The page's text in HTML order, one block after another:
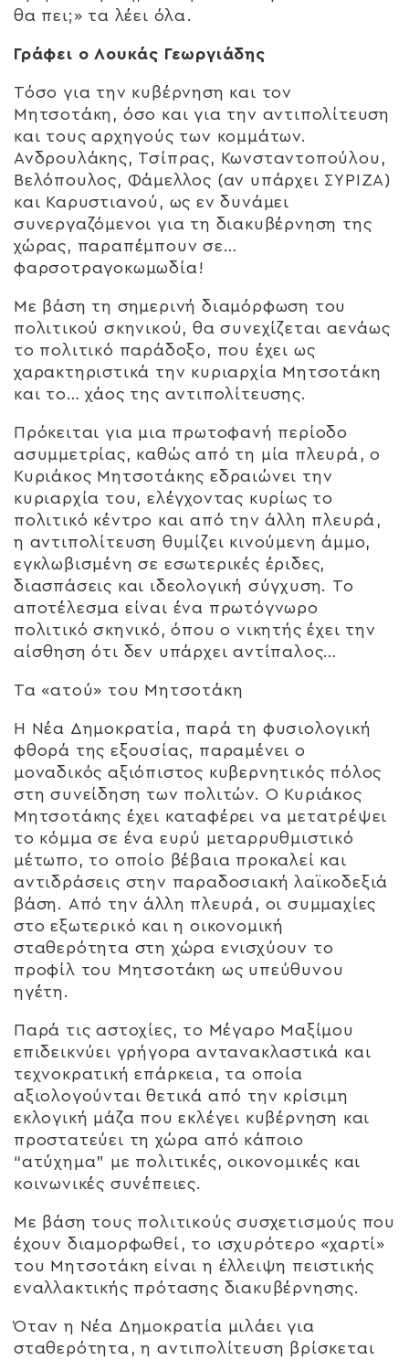
θα πει;» τα λέει όλα.
Γράφει ο Λουκάς Γεωργιάδης
Τόσο για την κυβέρνηση και τον
Μητσοτάκη, όσο και για την αντιπολίτευση
και τους αρχηγούς των κομμάτων.
Ανδρουλάκης, Τσίπρας, Κωνσταντοπούλου,
Βελόπουλος, Φάμελλος (αν υπάρχει ΣΥΡΙΖΑ)
και Καρυστιανού, ως εν δυνάμει
συνεργαζόμενοι για τη διακυβέρνηση της
χώρας, παραπέμπουν σε…
φαρσοτραγοκωμωδία!
Με βάση τη σημερινή διαμόρφωση του
πολιτικού σκηνικού, θα συνεχίζεται αενάως
το πολιτικό παράδοξο, που έχει ως
χαρακτηριστικά την κυριαρχία Μητσοτάκη
και το… χάος της αντιπολίτευσης.
Πρόκειται για μια πρωτοφανή περίοδο
ασυμμετρίας, καθώς από τη μία πλευρά, ο
Κυριάκος Μητσοτάκης εδραιώνει την
κυριαρχία του, ελέγχοντας κυρίως το
πολιτικό κέντρο και από την άλλη πλευρά,
η αντιπολίτευση θυμίζει κινούμενη άμμο,
εγκλωβισμένη σε εσωτερικές έριδες,
διασπάσεις και ιδεολογική σύγχυση. Το
αποτέλεσμα είναι ένα πρωτόγνωρο
πολιτικό σκηνικό, όπου ο νικητής έχει την
αίσθηση ότι δεν υπάρχει αντίπαλος…
Τα «ατού» του Μητσοτάκη
Η Νέα Δημοκρατία, παρά τη φυσιολογική
φθορά της εξουσίας, παραμένει ο
μοναδικός αξιόπιστος κυβερνητικός πόλος
στη συνείδηση των πολιτών. Ο Κυριάκος
Μητσοτάκης έχει καταφέρει να μετατρέψει
το κόμμα σε ένα ευρύ μεταρρυθμιστικό
μέτωπο, το οποίο βέβαια προκαλεί και
αντιδράσεις στην παραδοσιακή λαϊκοδεξιά
βάση. Από την άλλη πλευρά, οι συμμαχίες
στο εξωτερικό και η οικονομική
σταθερότητα στη χώρα ενισχύουν το
προφίλ του Μητσοτάκη ως υπεύθυνου
ηγέτη.
Παρά τις αστοχίες, το Μέγαρο Μαξίμου
επιδεικνύει γρήγορα αντανακλαστικά και
τεχνοκρατική επάρκεια, τα οποία
αξιολογούνται θετικά από την κρίσιμη
εκλογική μάζα που εκλέγει κυβέρνηση και
προστατεύει τη χώρα από κάποιο
“ατύχημα” με πολιτικές, οικονομικές και
κοινωνικές συνέπειες.
Με βάση τους πολιτικούς συσχετισμούς που
έχουν διαμορφωθεί, το ισχυρότερο «χαρτί»
του Μητσοτάκη είναι η έλλειψη πειστικής
εναλλακτικής πρότασης διακυβέρνησης.
Όταν η Νέα Δημοκρατία μιλάει για
σταθερότητα, η αντιπολίτευση βρίσκεται